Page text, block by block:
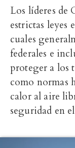
Los líderes de
estrictas leyes
cuales
federales e
proteger a los
como normas
calor al aire
seguridad en